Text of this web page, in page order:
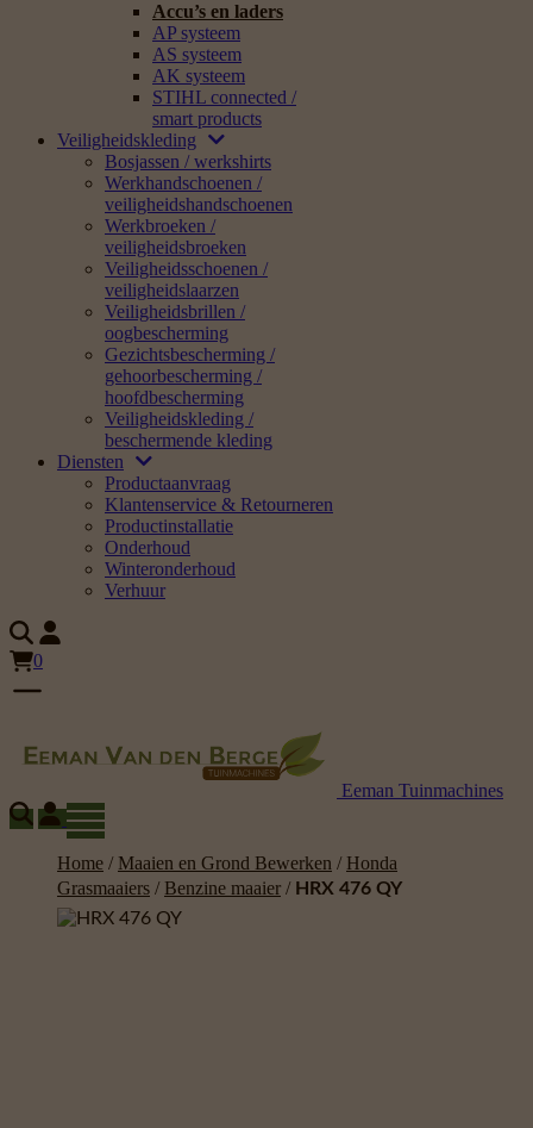
Accu’s en laders
AP systeem
AS systeem
AK systeem
STIHL connected /
smart products
Veiligheidskleding
Bosjassen / werkshirts
Werkhandschoenen /
veiligheidshandschoenen
Werkbroeken /
veiligheidsbroeken
Veiligheidsschoenen /
veiligheidslaarzen
Veiligheidsbrillen /
oogbescherming
Gezichtsbescherming /
gehoorbescherming /
hoofdbescherming
Veiligheidskleding /
beschermende kleding
Diensten
Productaanvraag
Klantenservice & Retourneren
Productinstallatie
Onderhoud
Winteronderhoud
Verhuur
0
Eeman Tuinmachines
Home / Maaien en Grond Bewerken / Honda
Grasmaaiers / Benzine maaier / HRX 476 QY